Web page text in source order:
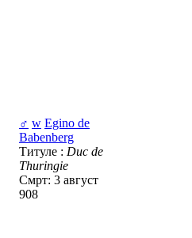
♂ w Egino de
Babenberg
Титуле : Duc de
Thuringie
Смрт: 3 август
908